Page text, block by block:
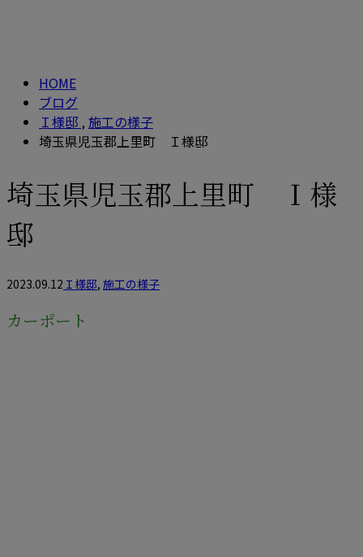
HOME
ブログ
Ｉ様邸 , 施工の様子
埼玉県児玉郡上里町 Ｉ様邸
埼玉県児玉郡上里町 Ｉ様
邸
2023.09.12 Ｉ様邸, 施工の様子
カーポート